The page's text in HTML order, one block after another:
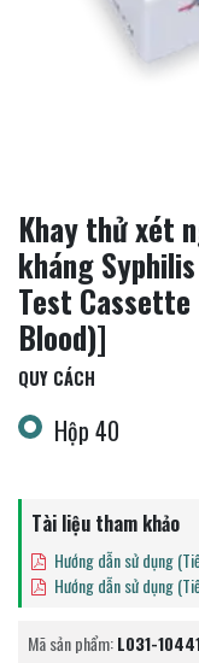
Khay thử xét
kháng
Test
Blood)]
QUY CÁCH
Hộp 40
Tài liệu tham khảo
Hướng dẫn sử dụng
Hướng dẫn sử dụng
Mã sản phẩm:L031-